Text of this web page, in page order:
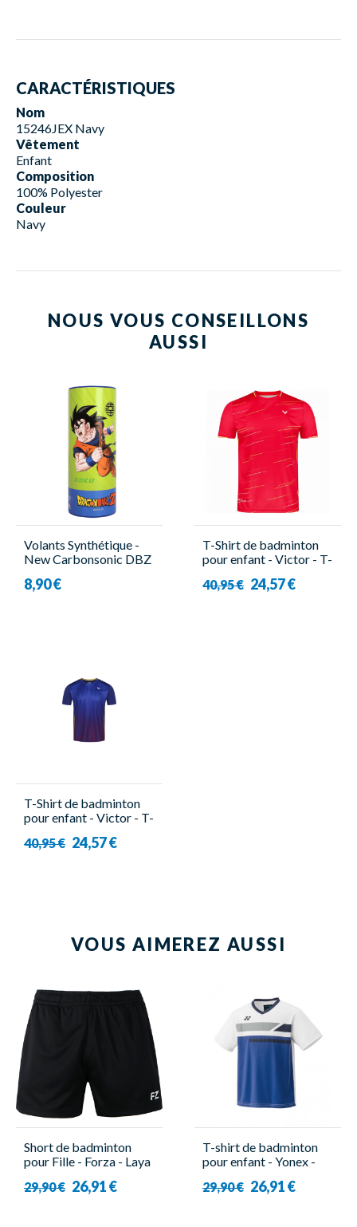
CARACTÉRISTIQUES
Nom
15246JEX Navy
Vêtement
Enfant
Composition
100% Polyester
Couleur
Navy
NOUS VOUS CONSEILLONS
AUSSI
Volants Synthétique -
New Carbonsonic DBZ
8,90 €
T-Shirt de badminton
pour enfant - Victor - T-
40,95 € 24,57 €
T-Shirt de badminton
pour enfant - Victor - T-
40,95 € 24,57 €
VOUS AIMEREZ AUSSI
Short de badminton
pour Fille - Forza - Laya
29,90 € 26,91 €
T-shirt de badminton
pour enfant - Yonex -
29,90 € 26,91 €